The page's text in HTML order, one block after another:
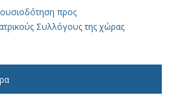
προς
Συλλόγους της χώρας